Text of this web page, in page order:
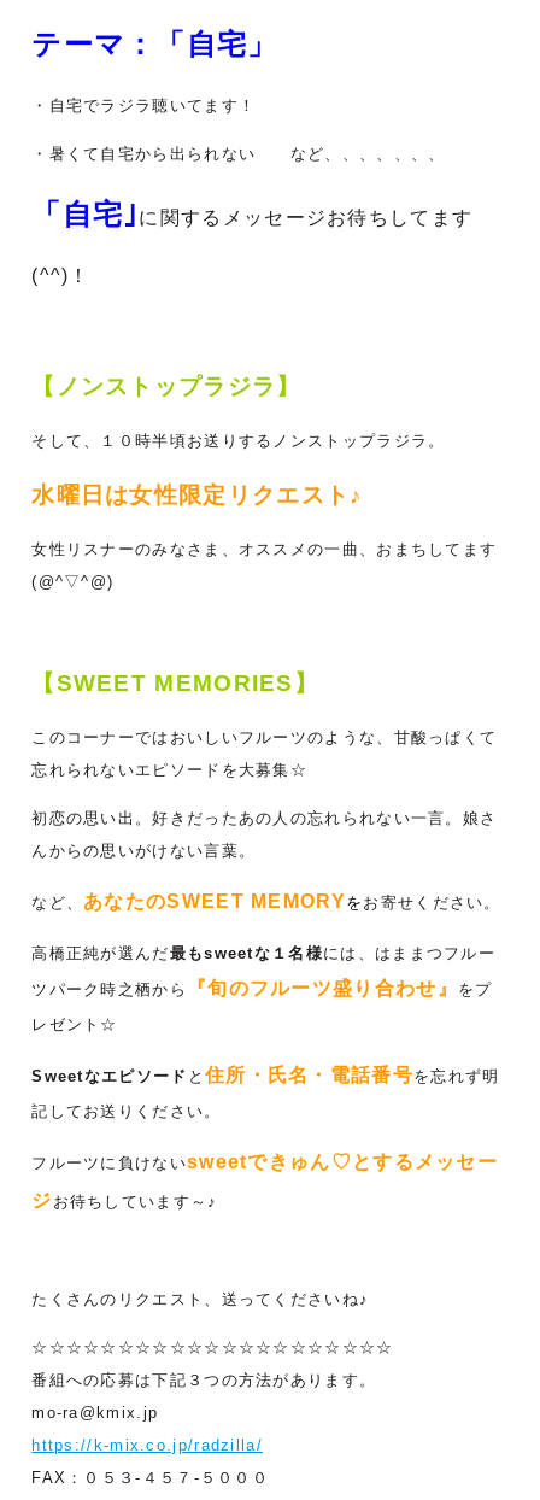
テーマ：「自宅」
・自宅でラジラ聴いてます！
・暑くて自宅から出られない など、、、、、、、
「自宅｣ に関する メッセージお待ちしてます
(^^)！
【ノンストップラジラ】
そして、１０時半頃お送りするノンストップラジラ。
水曜日は女性限定リクエスト♪
女性リスナーのみなさま、オススメの一曲、おまちしてます
(@^▽^@)
【SWEET MEMORIES】
このコーナーではおいしいフルーツのような、甘酸っぱくて
忘れられないエピソードを大募集☆
初恋の思い出。好きだったあの人の忘れられない一言。娘さ
んからの思いがけない言葉。
など、 あなたのSWEET MEMORYを お寄せください。
高橋正純が選んだ最もsweetな１名様には、はままつフルー
ツパーク時之栖から
『旬のフルーツ盛り合わせ』
をプ
レゼント☆
Sweetなエピソード と 住所・氏名・電話番号を忘れず明
記してお送りください。
フルーツに負けないsweetできゅん♡とするメッセー
ジ お待ちしています～♪
たくさんのリクエスト、送ってくださいね♪
☆☆☆☆☆☆☆☆☆☆☆☆☆☆☆☆☆☆☆☆☆
番組への応募は下記３つの方法があります。
mo-ra@kmix.jp
https://k-mix.co.jp/radzilla/
FAX：０５３-４５７-５０００